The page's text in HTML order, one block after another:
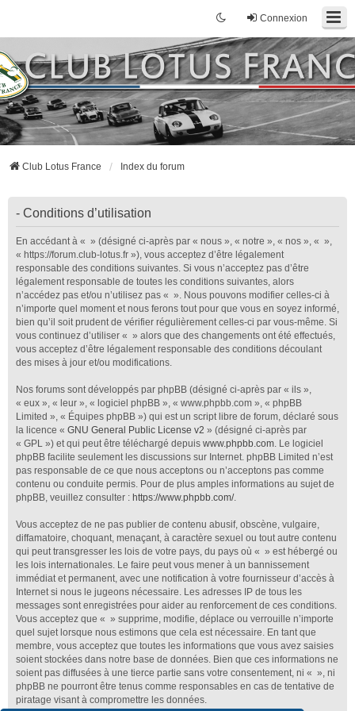
Connexion
Club Lotus France Index du forum
- Conditions d’utilisation
En accédant à « » (désigné ci-après par « nous », « notre », « nos », « »,
« https://forum.club-lotus.fr »), vous acceptez d’être légalement
responsable des conditions suivantes. Si vous n’acceptez pas d’être
légalement responsable de toutes les conditions suivantes, alors
n’accédez pas et/ou n’utilisez pas « ». Nous pouvons modifier celles-ci à
n’importe quel moment et nous ferons tout pour que vous en soyez informé,
bien qu’il soit prudent de vérifier régulièrement celles-ci par vous-même. Si
vous continuez d’utiliser « » alors que des changements ont été effectués,
vous acceptez d’être légalement responsable des conditions découlant
des mises à jour et/ou modifications.
Nos forums sont développés par phpBB (désigné ci-après par « ils »,
« eux », « leur », « logiciel phpBB », « www.phpbb.com », « phpBB
Limited », « Équipes phpBB ») qui est un script libre de forum, déclaré sous
la licence « GNU General Public License v2 » (désigné ci-après par
« GPL ») et qui peut être téléchargé depuis www.phpbb.com. Le logiciel
phpBB facilite seulement les discussions sur Internet. phpBB Limited n’est
pas responsable de ce que nous acceptons ou n’acceptons pas comme
contenu ou conduite permis. Pour de plus amples informations au sujet de
phpBB, veuillez consulter : https://www.phpbb.com/.
Vous acceptez de ne pas publier de contenu abusif, obscène, vulgaire,
diffamatoire, choquant, menaçant, à caractère sexuel ou tout autre contenu
qui peut transgresser les lois de votre pays, du pays où « » est hébergé ou
les lois internationales. Le faire peut vous mener à un bannissement
immédiat et permanent, avec une notification à votre fournisseur d’accès à
Internet si nous le jugeons nécessaire. Les adresses IP de tous les
messages sont enregistrées pour aider au renforcement de ces conditions.
Vous acceptez que « » supprime, modifie, déplace ou verrouille n’importe
quel sujet lorsque nous estimons que cela est nécessaire. En tant que
membre, vous acceptez que toutes les informations que vous avez saisies
soient stockées dans notre base de données. Bien que ces informations ne
soient pas diffusées à une tierce partie sans votre consentement, ni « », ni
phpBB ne pourront être tenus comme responsables en cas de tentative de
piratage visant à compromettre les données.